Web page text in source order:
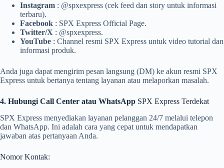
Instagram : @spxexpress (cek feed dan story untuk informasi
terbaru).
Facebook : SPX Express Official Page.
Twitter/X : @spxexpress.
YouTube : Channel resmi SPX Express untuk video tutorial dan
informasi produk.
Anda juga dapat mengirim pesan langsung (DM) ke akun resmi SPX
Express untuk bertanya tentang layanan atau melaporkan masalah.
4. Hubungi Call Center atau WhatsApp SPX Express Terdekat
SPX Express menyediakan layanan pelanggan 24/7 melalui telepon
dan WhatsApp. Ini adalah cara yang cepat untuk mendapatkan
jawaban atas pertanyaan Anda.
Nomor Kontak: